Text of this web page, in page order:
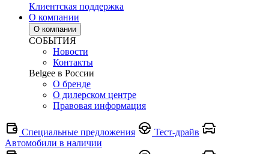
Клиентская поддержка
О компании
О компании
СОБЫТИЯ
Новости
Контакты
Belgee в России
О бренде
О дилерском центре
Правовая информация
Специальные предложения
Тест-драйв
Автомобили в наличии